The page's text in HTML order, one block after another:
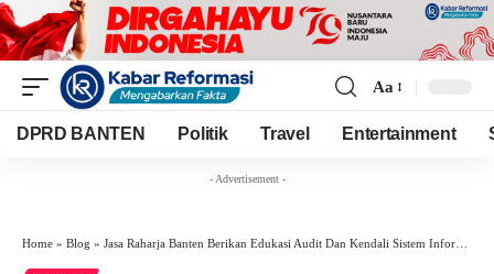
Resizer
Aa
DPRD BANTEN Politik Travel Entertainment
- Advertisement -
Home » Blog » Jasa Raharja Banten Berikan Edukasi Audit Dan Kendali Sistem Informasi Kepada Mahasiswa Universitas Esa Unggul